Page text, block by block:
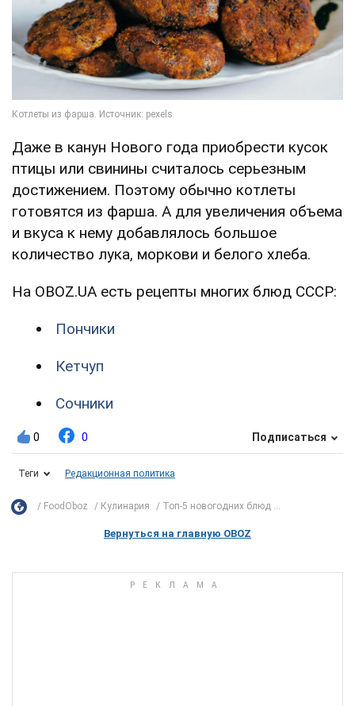
Даже в канун Нового года приобрести кусок
птицы или свинины считалось серьезным
достижением. Поэтому обычно котлеты
готовятся из фарша. А для увеличения объема
и вкуса к нему добавлялось большое
количество лука, моркови и белого хлеба.
На OBOZ.UA есть рецепты многих блюд СССР:
Пончики
Кетчуп
Сочники
0 0 Подписаться
Теги Редакционная политика
FoodOboz Кулинария Топ-5 новогодних блюд ...
Вернуться на главную OBOZ